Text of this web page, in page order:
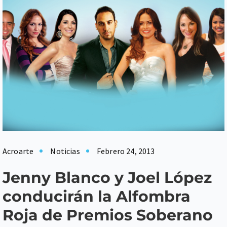
Acroarte Noticias Febrero 24, 2013
Jenny Blanco y Joel López
conducirán la Alfombra
Roja de Premios Soberano